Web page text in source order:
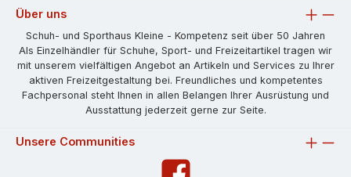
Über uns
Schuh- und Sporthaus Kleine - Kompetenz seit über 50 Jahren
Als Einzelhändler für Schuhe, Sport- und Freizeitartikel tragen wir
mit unserem vielfältigen Angebot an Artikeln und Services zu Ihrer
aktiven Freizeitgestaltung bei. Freundliches und kompetentes
Fachpersonal steht Ihnen in allen Belangen Ihrer Ausrüstung und
Ausstattung jederzeit gerne zur Seite.
Unsere Communities